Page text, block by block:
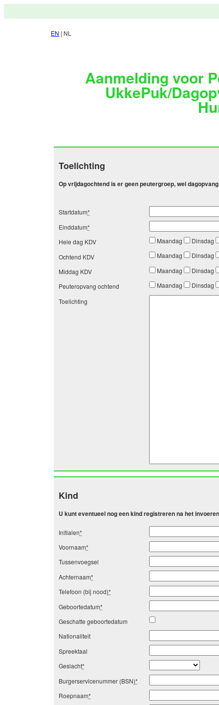
EN | NL
Aanmelding voor
UkkePuk/
Toelichting
Op vrijdagochtend is er geen peutergroep, wel
Startdatum*
Einddatum*
Hele dag KDV
Maandag
Dinsdag
Ochtend KDV
Maandag
Dinsdag
Middag KDV
Maandag
Dinsdag
Peuteropvang ochtend
Maandag
Dinsdag
Toelichting
Kind
U kunt eventueel nog een kind registreren na het
Initialen*
Voornaam*
Tussenvoegsel
Achternaam*
Telefoon (bij nood)*
Geboortedatum*
Geschatte geboortedatum
Nationaliteit
Spreektaal
Geslacht*
Burgerservicenummer (BSN)*
Roepnaam*